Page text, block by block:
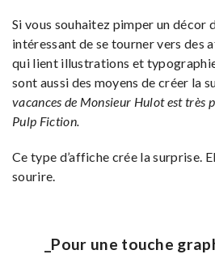
Si vous souhaitez pimper un décor
intéressant de se tourner vers des
qui lient illustrations et
sont aussi des moyens de créer la
vacances de Monsieur Hulot est très
Pulp Fiction.
Ce type d’affiche crée la surprise.
sourire.
_Pour une touche